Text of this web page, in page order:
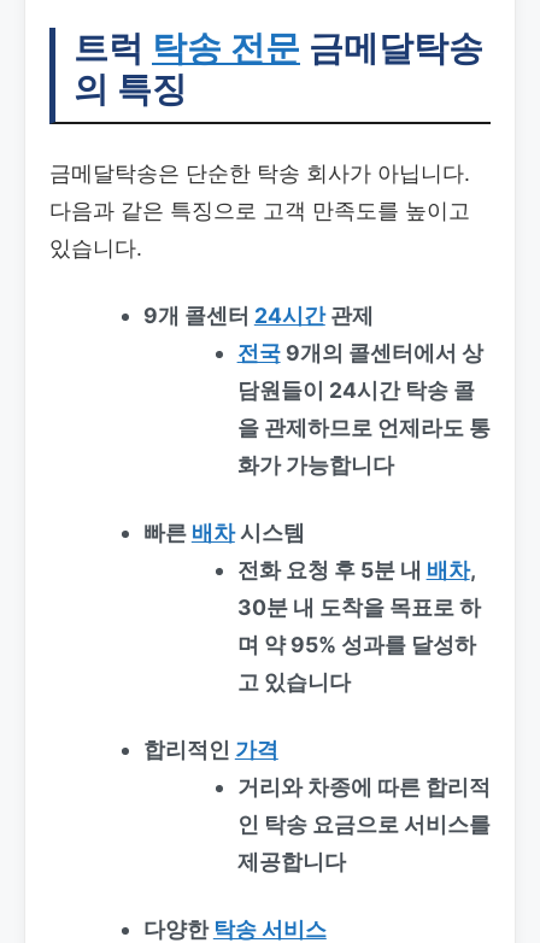
트럭 탁송 전문 금메달탁송
의 특징
금메달탁송은 단순한 탁송 회사가 아닙니다.
다음과 같은 특징으로 고객 만족도를 높이고
있습니다.
9개 콜센터 24시간관제
전국9개의 콜센터에서 상
담원들이 24시간 탁송 콜
을 관제하므로 언제라도 통
화가 가능합니다
빠른 배차시스템
전화 요청 후 5분 내 배차,
30분 내 도착을 목표로 하
며 약 95% 성과를 달성하
고 있습니다
합리적인 가격
거리와 차종에 따른 합리적
인 탁송 요금으로 서비스를
제공합니다
다양한 탁송 서비스